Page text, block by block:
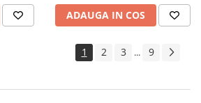
perimetral, Saltex
ADAUGA IN COS
1 2 3 ... 9